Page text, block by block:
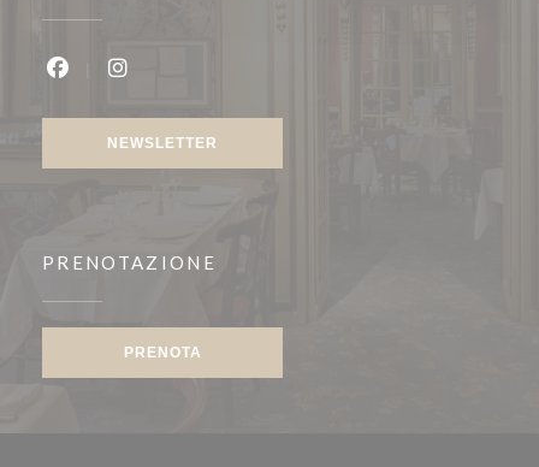
NEWSLETTER
PRENOTAZIONE
PRENOTA